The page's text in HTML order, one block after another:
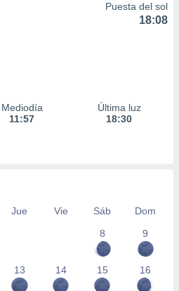
Puesta del sol
18:08
Mediodía
11:57
Última luz
18:30
Jue Vie Sáb
Dom
8
9
13 14 15 16